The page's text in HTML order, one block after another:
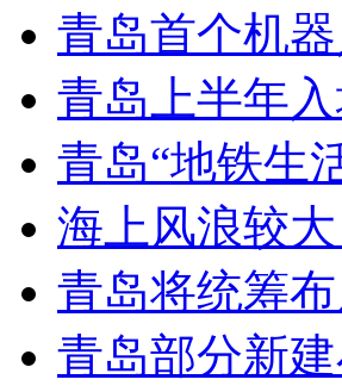
青岛首个机
青岛上半年
青岛“地铁生
海上风浪较
青岛将统筹
青岛部分新